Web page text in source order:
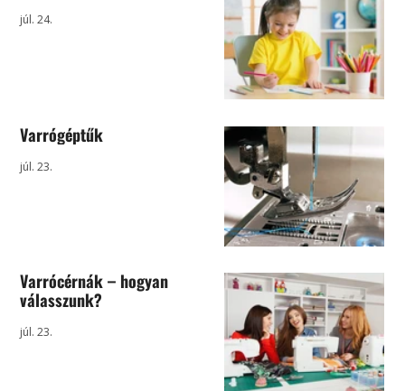
júl. 24.
Varrógéptűk
júl. 23.
Varrócérnák – hogyan
válasszunk?
júl. 23.